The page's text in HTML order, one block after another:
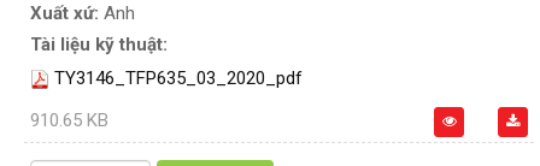
Xuất xứ: Anh
Tài liệu kỹ thuật:
TY3146_TFP635_03_2020_pdf
910.65 KB